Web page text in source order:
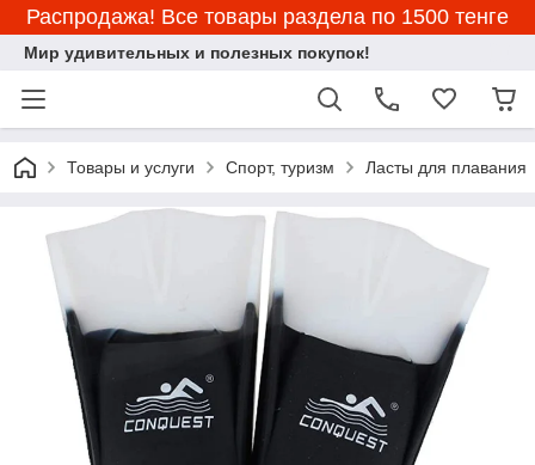
Распродажа! Все товары раздела по 1500 тенге
Мир удивительных и полезных покупок!
Товары и услуги Спорт, туризм Ласты для плавания